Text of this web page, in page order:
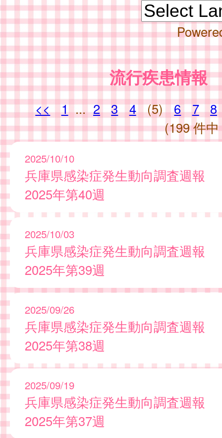
流行疾患情報
<< 1 ... 2 3 4 (5) 6 7
8
(199 件
2025/10/10
兵庫県感染症発生動向調査週報
2025年第40週
2025/10/03
兵庫県感染症発生動向調査週報
2025年第39週
2025/09/26
兵庫県感染症発生動向調査週報
2025年第38週
2025/09/19
兵庫県感染症発生動向調査週報
2025年第37週